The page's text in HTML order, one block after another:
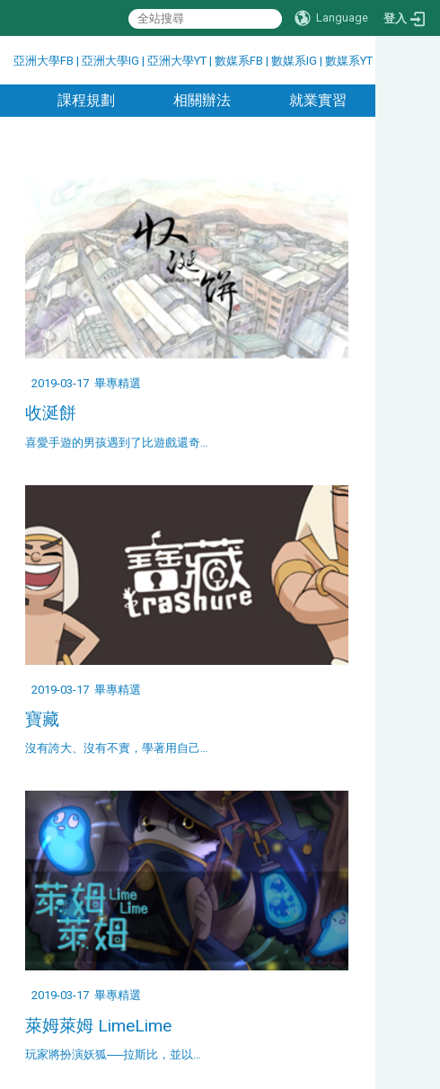
Language 登入
亞洲大學FB | 亞洲大學IG | 亞洲大學YT | 數媒系FB | 數媒系IG | 數媒系YT
課程規劃 相關辦法 就業實習
2019-03-17 畢專精選
收涎餅
喜愛手遊的男孩遇到了比遊戲還奇…
2019-03-17 畢專精選
寶藏
沒有誇大、沒有不實，學著用自己…
2019-03-17 畢專精選
萊姆萊姆 LimeLime
玩家將扮演妖狐──拉斯比，並以…